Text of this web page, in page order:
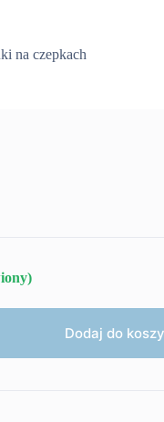
na czepkach
Dodaj do